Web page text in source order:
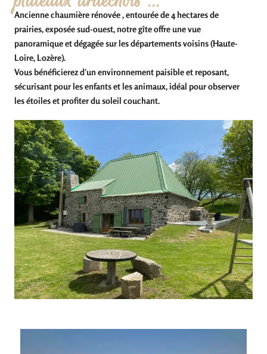
Ancienne chaumière rénovée , entourée de 4 hectares de
prairies, exposée sud-ouest, notre gîte offre une vue
panoramique et dégagée sur les départements voisins (Haute-
Loire, Lozère).
Vous bénéficierez d'un environnement paisible et reposant,
sécurisant pour les enfants et les animaux, idéal pour observer
les étoiles et profiter du soleil couchant.